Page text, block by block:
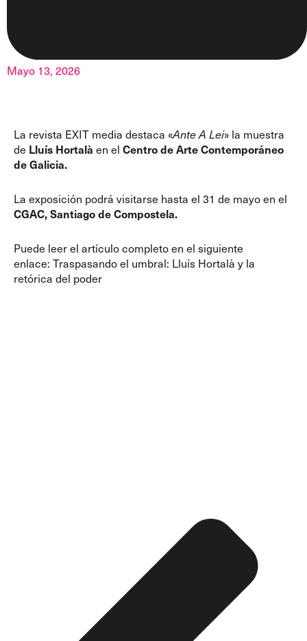
Mayo 13, 2026
La revista EXIT media destaca «Ante A Lei» la muestra
de Lluís Hortalà en el Centro de Arte Contemporáneo
de Galicia.
La exposición podrá visitarse hasta el 31 de mayo en el
CGAC, Santiago de Compostela.
Puede leer el artículo completo en el siguiente
enlace: Traspasando el umbral: Lluís Hortalà y la
retórica del poder